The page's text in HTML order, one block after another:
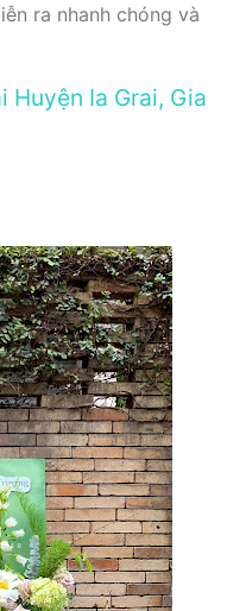
ra nhanh chóng và
Huyện Ia Grai, Gia